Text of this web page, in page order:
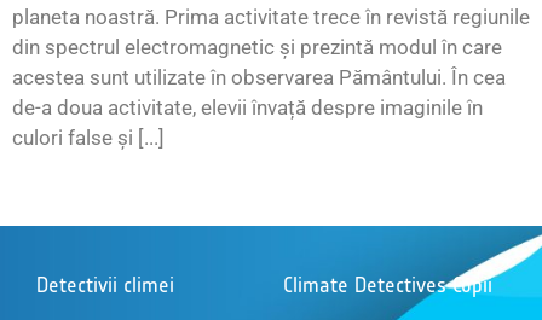
planeta noastră. Prima activitate trece în revistă regiunile
din spectrul electromagnetic și prezintă modul în care
acestea sunt utilizate în observarea Pământului. În cea
de-a doua activitate, elevii învață despre imaginile în
culori false și [...]
Detectivii climei Climate Detectives Copii